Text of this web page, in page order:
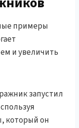
примеры
и увеличить
запустил
который он